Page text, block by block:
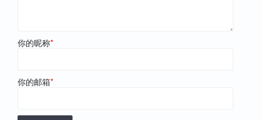
你的昵称*
你的邮箱*